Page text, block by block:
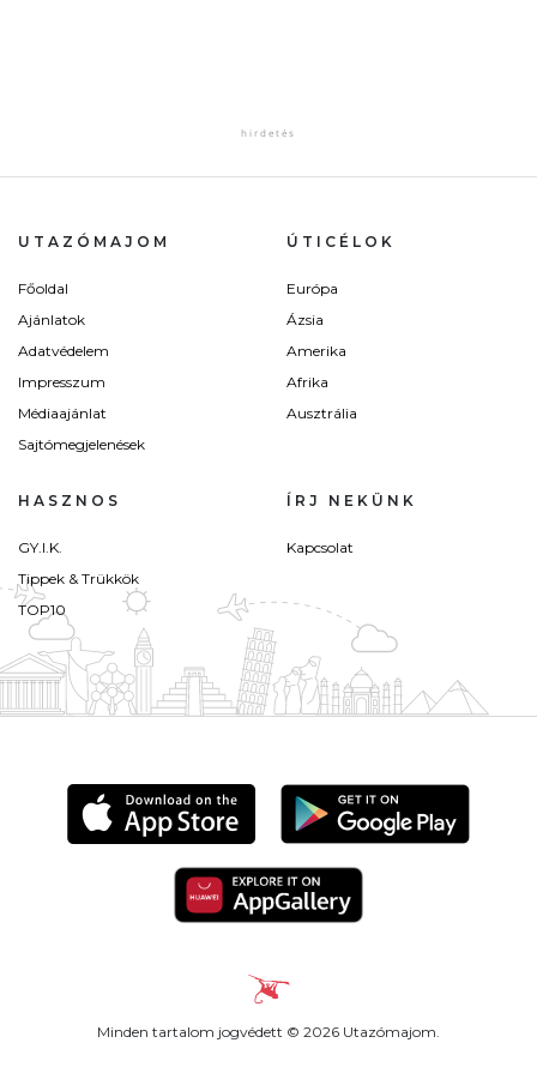
UTAZÓMAJOM
Főoldal
Ajánlatok
Adatvédelem
Impresszum
Médiaajánlat
Sajtómegjelenések
ÚTICÉLOK
Európa
Ázsia
Amerika
Afrika
Ausztrália
HASZNOS
GY.I.K.
Tippek & Trükkök
TOP10
ÍRJ NEKÜNK
Kapcsolat
Minden tartalom jogvédett © 2026 Utazómajom.